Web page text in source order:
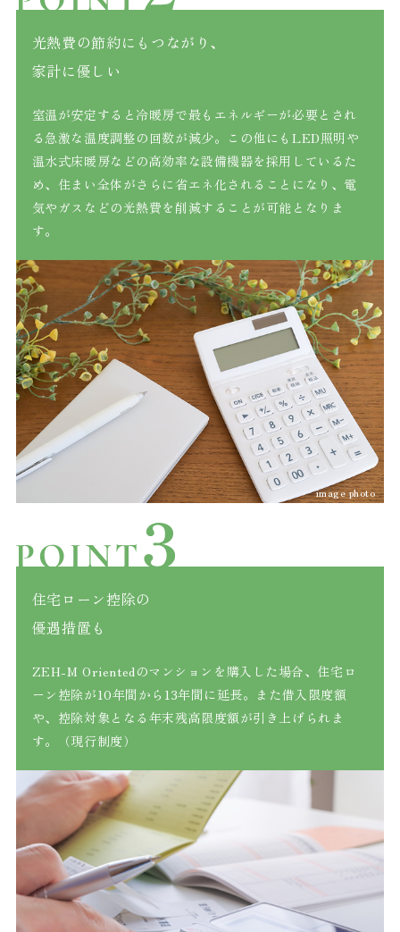
光熱費の節約にもつながり、
家計に優しい
室温が安定すると冷暖房で最もエネルギーが必要とされ
る急激な温度調整の回数が減少。この他にもLED照明や
温水式床暖房などの高効率な設備機器を採用しているた
め、住まい全体がさらに省エネ化されることになり、電
気やガスなどの光熱費を削減することが可能となりま
す。
image photo
住宅ローン控除の
優遇措置も
ZEH-M Orientedのマンションを購入した場合、住宅ロ
ーン控除が10年間から13年間に延長。また借入限度額
や、控除対象となる年末残高限度額が引き上げられま
す。（現行制度）